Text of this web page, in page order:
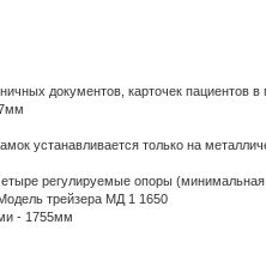
документов, карточек пациентов в
устанавливается только на
регулируемые опоры
трейзера МД 1 1650
- 1755мм